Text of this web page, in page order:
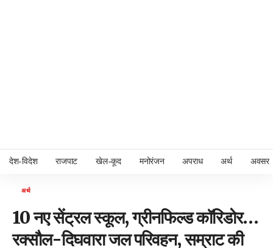
देश-विदेश राजपाट खेल-कूद मनोरंजन अपराध अर्थ अवसर
अर्थ
10 नए सेंट्रल स्कूल, ग्रीनफिल्ड कॉरिडोर…
रक्सौल-दिघवारा जल परिवहन, सम्राट की